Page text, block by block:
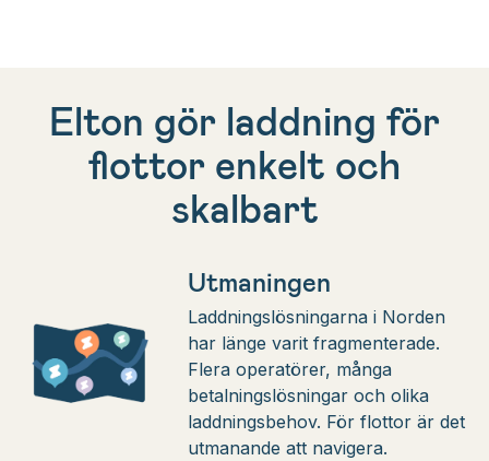
Elton gör laddning för
flottor enkelt och
skalbart
Utmaningen
Laddningslösningarna i Norden
har länge varit fragmenterade.
Flera operatörer, många
betalningslösningar och olika
laddningsbehov. För flottor är det
utmanande att navigera.